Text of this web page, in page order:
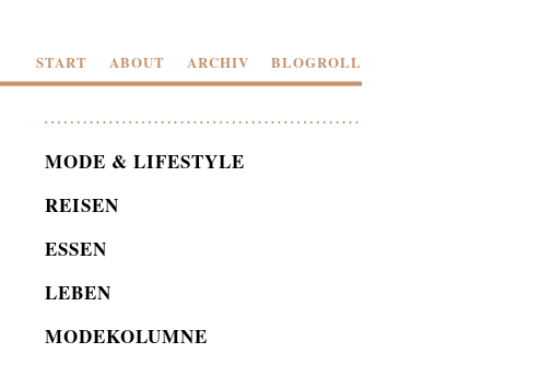
START ABOUT ARCHIV BLOGROLL
MODE & LIFESTYLE
REISEN
ESSEN
LEBEN
MODEKOLUMNE